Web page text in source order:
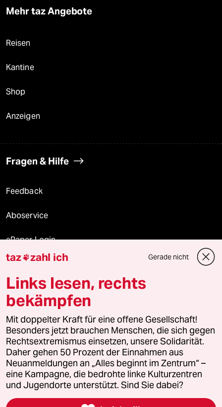
Mehr taz Angebote
Reisen
Kantine
Shop
Anzeigen
Fragen & Hilfe
Feedback
Aboservice
ePaper Login
Downloads für Abonnierende
© 2026 taz Verlags und Vertriebs GmbH
Alle Rechte vorbehalten. Bei rechtlichen Fragen oder für Genehmigungen
wenden Sie sich bitte an
lizenzen@taz.de
Feedback Redaktionsstatut Kommune-Richtlinien
Leitlinie Informant Datenschutz Impressum AGB
taz zahl ich Gerade nicht
Links lesen, rechts
bekämpfen
Mit doppelter Kraft für eine offene Gesellschaft!
Besonders jetzt brauchen Menschen, die sich gegen
Rechtsextremismus einsetzen, unsere Solidarität.
Daher gehen 50 Prozent der Einnahmen aus
Neuanmeldungen an „Alles beginnt im Zentrum“ –
eine Kampagne, die bedrohte linke Kulturzentren
und Jugendorte unterstützt. Sind Sie dabei?